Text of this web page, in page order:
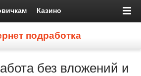
Казино
подработка
без вложений и